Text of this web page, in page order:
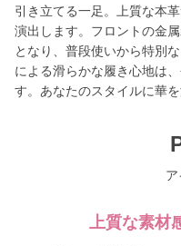
引き立てる一足。上質な本
演出します。フロントの金
となり、普段使いから特別
による滑らかな履き心地は
す。あなたのスタイルに華を
上質な素材